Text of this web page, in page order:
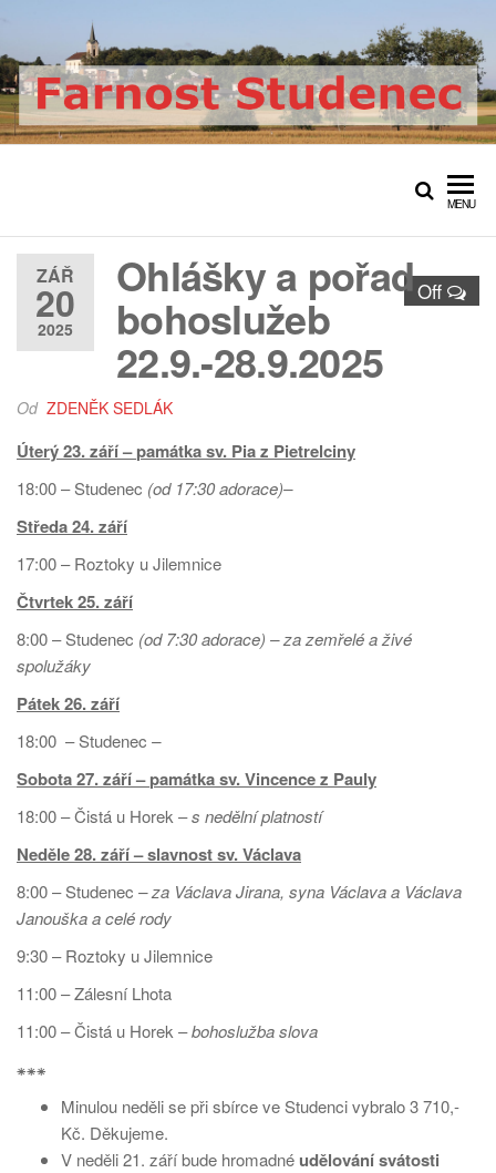
obsah
Farnost StudenecOficiální web římskokatolické
farnosti Studenec
MENU
ZÁŘ
20
2025
Off
Ohlášky a pořad
bohoslužeb
22.9.-28.9.2025
Od ZDENĚK SEDLÁK
Úterý 23. září –památka sv. Pia z Pietrelciny
18:00 – Studenec (od 17:30 adorace)–
Středa 24. září
17:00 – Roztoky u Jilemnice
Čtvrtek 25. září
8:00 – Studenec (od 7:30 adorace) – za zemřelé a živé
spolužáky
Pátek 26. září
18:00 – Studenec –
Sobota 27. září –památka sv. Vincence z Pauly
18:00 – Čistá u Horek –s nedělní platností
Neděle 28. září – slavnost sv. Václava
8:00 – Studenec – za Václava Jirana, syna Václava a Václava
Janouška a celé rody
9:30 – Roztoky u Jilemnice
11:00 – Zálesní Lhota
11:00 – Čistá u Horek –bohoslužba slova
⁕⁕⁕
Minulou neděli se při sbírce ve Studenci vybralo 3 710,-
Kč. Děkujeme.
V neděli 21. září bude hromadné udělování svátosti